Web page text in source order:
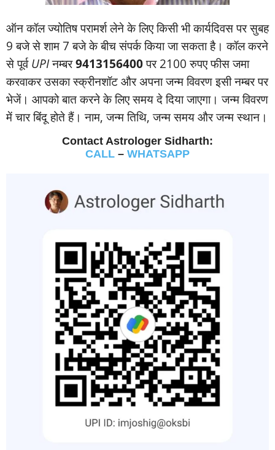
ऑन कॉल ज्‍योतिष परामर्श लेने के लिए किसी भी कार्यदिवस पर सुबह
9 बजे से शाम 7 बजे के बीच संपर्क किया जा सकता है। कॉल करने
से पूर्वUPIनम्‍बर9413156400पर 2100 रुपए फीस जमा
करवाकर उसका स्‍क्रीनशॉट और अपना जन्‍म विवरण इसी नम्‍बर पर
भेजें। आपको बात करने के लिए समय दे दिया जाएगा। जन्‍म विवरण
में चार बिंदू होते हैं। नाम, जन्‍म तिथि, जन्‍म समय और जन्‍म स्‍थान।
Contact Astrologer Sidharth:
CALL – WHATSAPP